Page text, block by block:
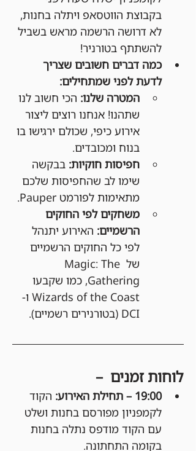
בקבוצת הווטסאפ ויתלה בחנות,
לא דרושה הרשמה מראש בשביל
להשתתף בטורניר!
כמה דברים חשובים שצריך
לדעת לפני שמתחילים:
המטרה שלנו: הכי חשוב לנו
שתהנו! אנחנו רוצים ליצור
אירוע כיפי, שכולם ירגישו בו
בנוח ומכובדים.
חפיסות חוקיות: בבקשה
שימו לב שהחפיסות שלכם
מתאימות לפורמט Pauper.
משחקים לפי החוקים
הרשמיים: האירוע יתנהל
לפי כל החוקים הרשמיים
של Magic: The
Gathering, כמו שקבעו
Wizards of the Coast ו-
DCI (בטורנירים רשמיים).
לוחות זמנים  –
19:00 – תחילת האירוע:
הקוד
לקמפניון מפורסם בחנות ושלט
עם הקוד מודפס נתלה בחנות
בקומה התחתונה.